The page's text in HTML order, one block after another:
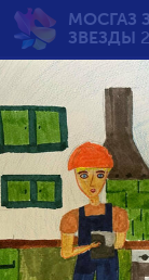
МОСГАЗ
ЗВЕЗДЫ